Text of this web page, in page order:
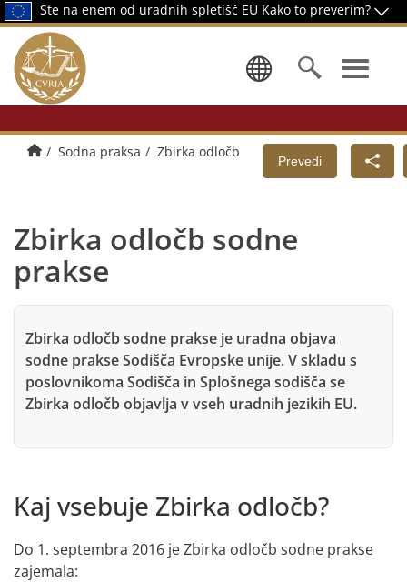
Ste na enem od uradnih spletišč EU Kako to preverim?
Izbor jezika
Domov
Sodna praksa Zbirka odločb
Prevedi
Zbirka odločb sodne
prakse
Zbirka odločb sodne prakse je uradna objava
sodne prakse Sodišča Evropske unije. V skladu s
poslovnikoma Sodišča in Splošnega sodišča se
Zbirka odločb objavlja v vseh uradnih jezikih EU.
Kaj vsebuje Zbirka odločb?
Do 1. septembra 2016 je Zbirka odločb sodne prakse
zajemala: